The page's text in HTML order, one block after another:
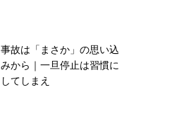
事故は「まさか」の思い込
みから｜一旦停止は習慣に
してしまえ